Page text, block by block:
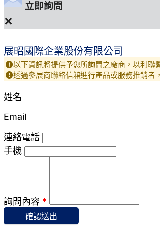
立即詢問
×
展昭國際企業股份有限公司
以下資訊將提供予您所詢問之廠商，以利聯
透過參展商聯絡信箱進行產品或服務推銷者
姓名
Email
連絡電話
手機
詢問內容 *
確認送出